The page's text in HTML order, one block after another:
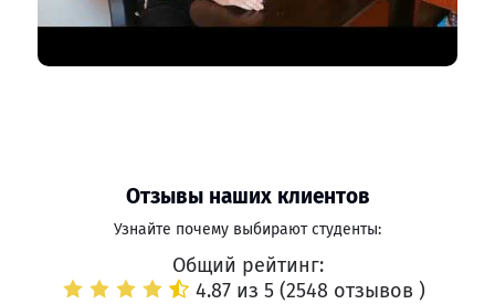
Отзывы наших клиентов
Узнайте почему выбирают студенты:
Общий рейтинг:
4.87 из 5 (2548 отзывов )